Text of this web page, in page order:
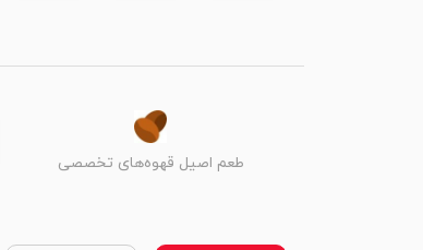
طعم اصیل قهوه‌های تخصصی